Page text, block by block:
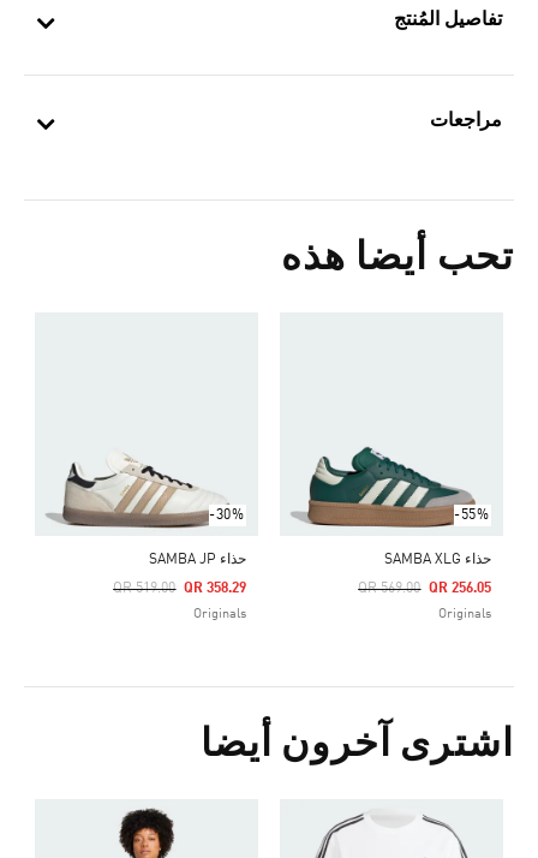
تفاصيل المُنتج
مراجعات
تحب أيضا هذه
-55%
حذاء SAMBA XLG
Price Reduced From
QR 569.00
To QR 256.05
Originals
-30%
حذاء SAMBA JP
Price Reduced From
QR 519.00
To QR 358.29
Originals
اشترى آخرون أيضا